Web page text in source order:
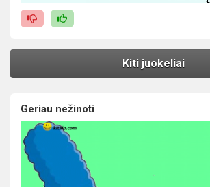
Kiti juokeliai
Geriau nežinoti